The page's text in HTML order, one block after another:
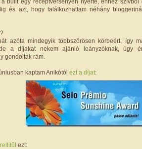
és azt, hogy találkozhattam néhány
azóta mindegyik többszörösen körbeért, így
a díjakat nekem ajánló leányzóknak, úgy
gondoltak rám.
kaptam Anikótól ezt a díjat:
ezt: